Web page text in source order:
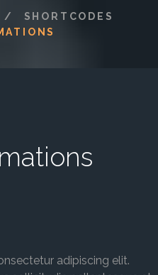
SHORTCODES
adipiscing elit.